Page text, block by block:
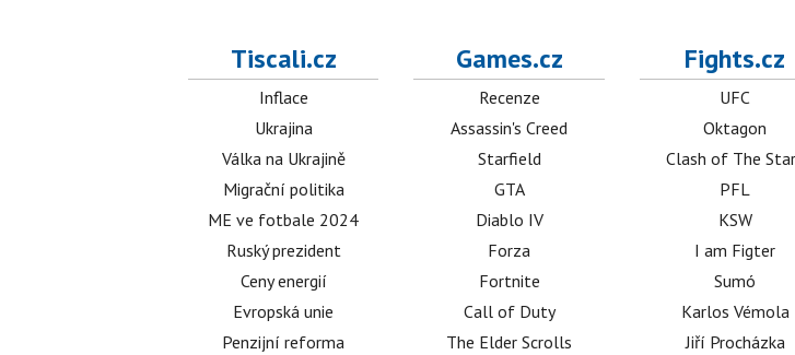
Tiscali.cz
Inflace
Ukrajina
Válka na Ukrajině
Migrační politika
ME ve fotbale 2024
Ruský prezident
Ceny energií
Evropská unie
Penzijní reforma
Games.cz
Recenze
Assassin's Creed
Starfield
GTA
Diablo IV
Forza
Fortnite
Call of Duty
The Elder Scrolls
Fights.cz
UFC
Oktagon
Clash of The
PFL
KSW
I am Figter
Sumó
Karlos Vémola
Jiří Procházka